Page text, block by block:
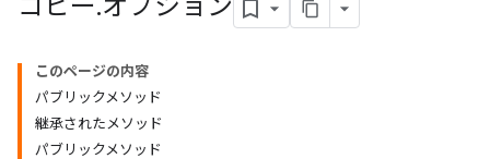
コピー.オプション
このページの内容
パブリックメソッド
継承されたメソッド
パブリックメソッド